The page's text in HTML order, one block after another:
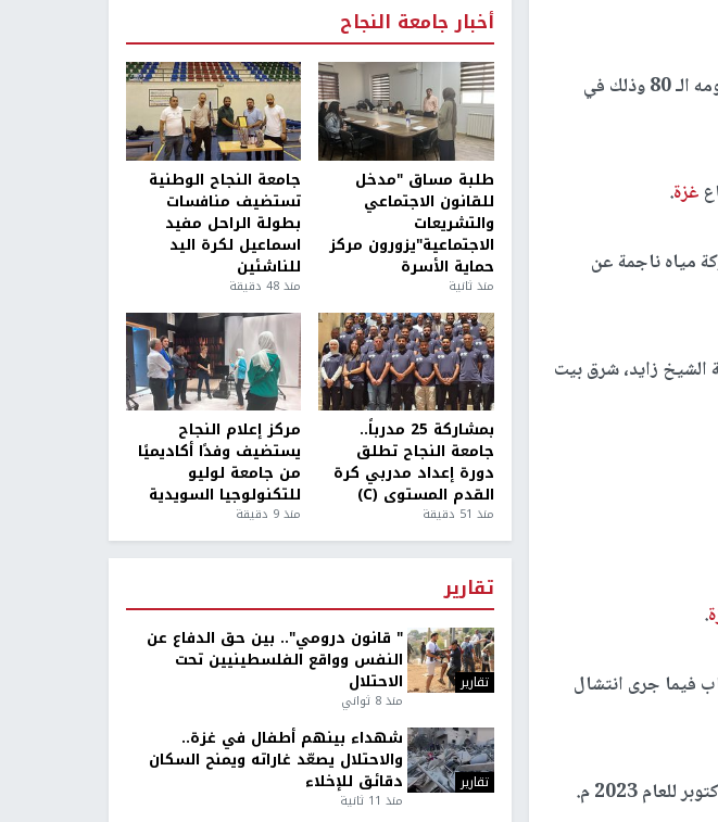
يواصل جيش الاحتلال، خروقاته لملف وقف إطلاق النار في يومه الـ 80 وذلك في
غزة.
مياه ناجمة عن
الشيخ زايد، شرق بيت
.
(11 أكتوبر 2025): بلغ إجمالي الشهداء: 414 شهيدا و1142 مصاب فيما جرى انتشال
أخبار جامعة النجاح
طلبة مساق "مدخل
للقانون الاجتماعي
والتشريعات
الاجتماعية"يزورون مركز
حماية الأسرة
منذ ثانية
جامعة النجاح الوطنية
تستضيف منافسات
بطولة الراحل مفيد
اسماعيل لكرة اليد
للناشئين
منذ 48 دقيقة
بمشاركة 25 مدرباً..
جامعة النجاح تطلق
دورة إعداد مدربي كرة
القدم المستوى (C)
منذ 51 دقيقة
مركز إعلام النجاح
يستضيف وفدًا أكاديميًا
من جامعة لوليو
للتكنولوجيا السويدية
منذ 9 دقيقة
تقارير
تقارير
" قانون درومي".. بين حق الدفاع عن
النفس وواقع الفلسطينيين تحت
الاحتلال
منذ 8 ثواني
تقارير
شهداء بينهم أطفال في غزة..
والاحتلال يصعّد غاراته ويمنح السكان
دقائق للإخلاء
منذ 11 ثانية